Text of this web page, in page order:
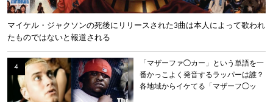
マイケル・ジャクソンの死後にリリースされた3曲は本人によって歌われ
たものではないと報道される
「マザーファ◯カー」という単語を一
番かっこよく発音するラッパーは誰？
各地域からイケてる「マザーフ◯ッ